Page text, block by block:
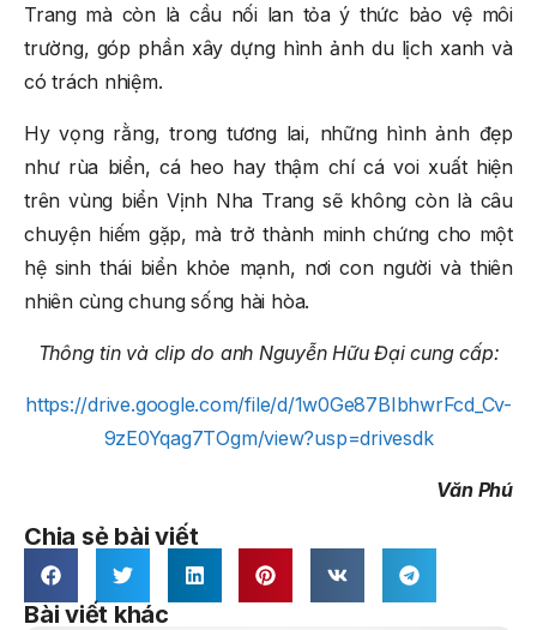
Trang mà còn là cầu nối lan tỏa ý thức bảo vệ môi
trường, góp phần xây dựng hình ảnh du lịch xanh và
có trách nhiệm.
Hy vọng rằng, trong tương lai, những hình ảnh đẹp
như rùa biển, cá heo hay thậm chí cá voi xuất hiện
trên vùng biển Vịnh Nha Trang sẽ không còn là câu
chuyện hiếm gặp, mà trở thành minh chứng cho một
hệ sinh thái biển khỏe mạnh, nơi con người và thiên
nhiên cùng chung sống hài hòa.
Thông tin và clip do anh Nguyễn Hữu Đại cung cấp:
https://drive.google.com/file/d/1w0Ge87BIbhwrFcd_Cv-
9zE0Yqag7TOgm/view?usp=drivesdk
Văn Phú
Chia sẻ bài viết
Bài viết khác